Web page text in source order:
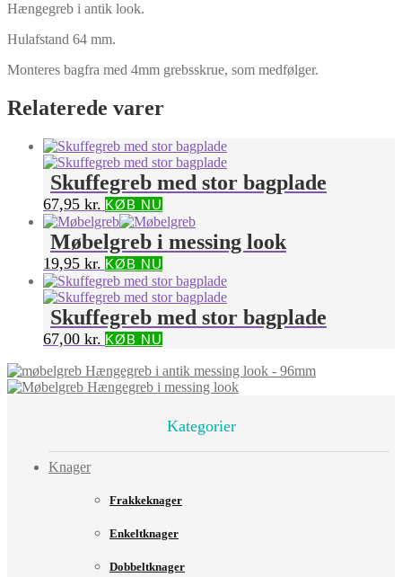
Hængegreb i antik look.
Hulafstand 64 mm.
Monteres bagfra med 4mm grebsskrue, som medfølger.
Relaterede varer
Skuffegreb med stor bagplade
67,95 kr. KØB NU
Møbelgreb i messing look
19,95 kr. KØB NU
Skuffegreb med stor bagplade
67,00 kr. KØB NU
Hængegreb i antik messing look - 96mm
Hængegreb i messing look
Kategorier
Knager
Frakkeknager
Enkeltknager
Dobbeltknager